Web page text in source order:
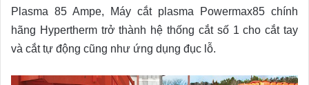
Plasma 85 Ampe, Máy cắt plasma Powermax85 chính
hãng Hypertherm trở thành hệ thống cắt số 1 cho cắt tay
và cắt tự động cũng như ứng dụng đục lỗ.